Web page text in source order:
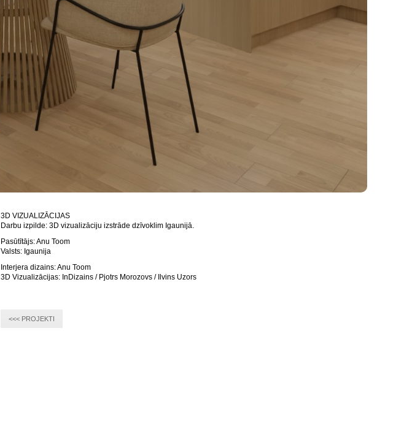
3D VIZUALIZĀCIJAS
Darbu izpilde: 3D vizualizāciju izstrāde dzīvoklim Igaunijā.
Pasūtītājs: Anu Toom
Valsts: Igaunija
Interjera dizains: Anu Toom
3D Vizualizācijas: InDizains / Pjotrs Morozovs / Ilvins Uzors
<<< PROJEKTI